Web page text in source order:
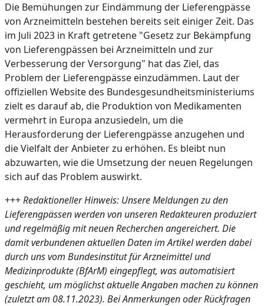
Die Bemühungen zur Eindämmung der Lieferengpässe
von Arzneimitteln bestehen bereits seit einiger Zeit. Das
im Juli 2023 in Kraft getretene "Gesetz zur Bekämpfung
von Lieferengpässen bei Arzneimitteln und zur
Verbesserung der Versorgung" hat das Ziel, das
Problem der Lieferengpässe einzudämmen. Laut der
offiziellen Website des Bundesgesundheitsministeriums
zielt es darauf ab, die Produktion von Medikamenten
vermehrt in Europa anzusiedeln, um die
Herausforderung der Lieferengpässe anzugehen und
die Vielfalt der Anbieter zu erhöhen. Es bleibt nun
abzuwarten, wie die Umsetzung der neuen Regelungen
sich auf das Problem auswirkt.
+++Redaktioneller Hinweis: Unsere Meldungen zu den
Lieferengpässen werden von unseren Redakteuren produziert
und regelmäßig mit neuen Recherchen angereichert. Die
damit verbundenen aktuellen Daten im Artikel werden dabei
durch uns vom Bundesinstitut für Arzneimittel und
Medizinprodukte (BfArM) eingepflegt, was automatisiert
geschieht, um möglichst aktuelle Angaben machen zu können
(zuletzt am 08.11.2023). Bei Anmerkungen oder Rückfragen